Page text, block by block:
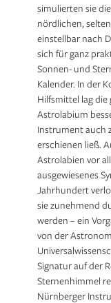
simulierten sie
nördlichen,
einstellbar nach
sich für ganz
Sonnen- und
Kalender. In der
Hilfsmittel lag die
Astrolabium
Instrument auch
erschienen ließ.
Astrolabien vor
ausgewiesenes
Jahrhundert
sie zunehmend
werden – ein
von der
Signatur auf der
Sternenhimmel
Nürnberger